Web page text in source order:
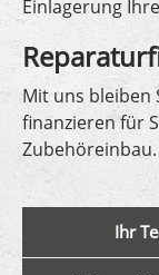
Einlagerung
Mit uns bleiben
finanzieren für
Zubehöreinbau.
Ihr